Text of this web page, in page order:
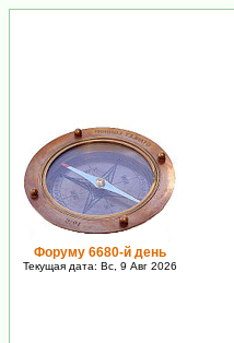
Форуму 6680-й день
Текущая дата: Вс, 9 Авг 2026